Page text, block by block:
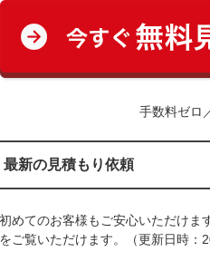
手数料ゼロ
最新の見積もり依頼
初めてのお客様もご安心いただけま
をご覧いただけます。（更新日時：